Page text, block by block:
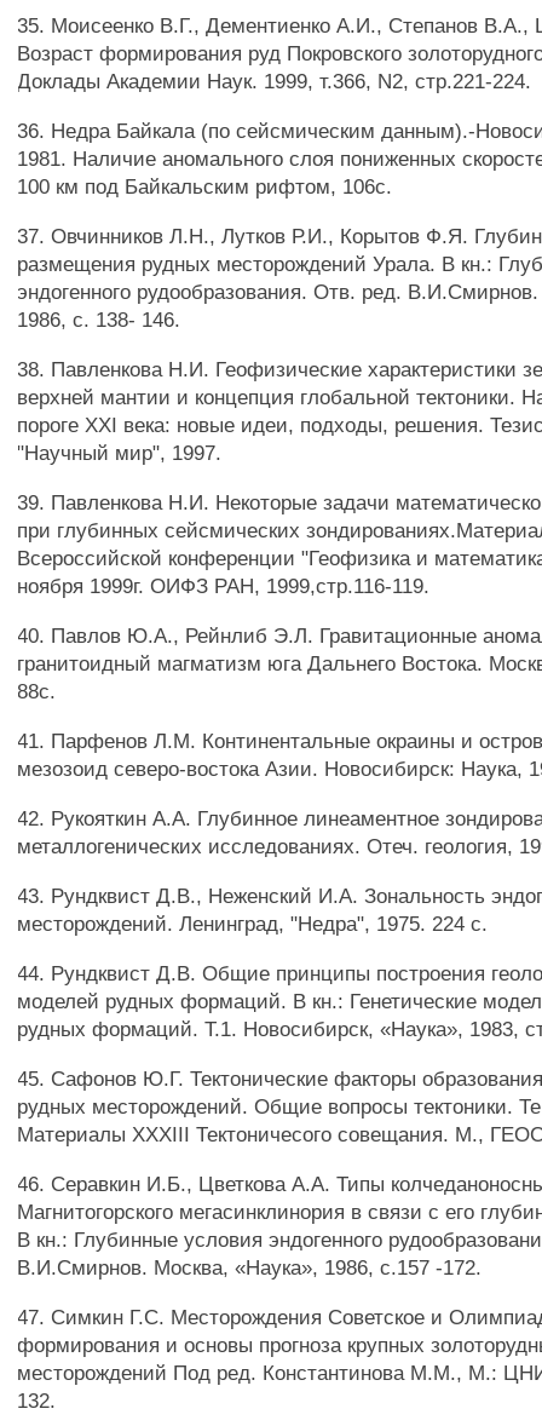
35. Моисеенко В.Г., Дементиенко А.И., Степанов
Возраст формирования руд Покровского
Доклады Академии Наук. 1999, т.366, N2, стр.221-224.
36. Недра Байкала (по сейсмическим данным).-
1981. Наличие аномального слоя пониженных
100 км под Байкальским рифтом, 106с.
37. Овчинников Л.Н., Лутков Р.И., Корытов Ф.Я.
размещения рудных месторождений Урала. В кн.:
эндогенного рудообразования. Отв. ред.
1986, с. 138- 146.
38. Павленкова Н.И. Геофизические характеристики
верхней мантии и концепция глобальной тектоники.
пороге XXI века: новые идеи, подходы, решения.
"Научный мир", 1997.
39. Павленкова Н.И. Некоторые задачи
при глубинных сейсмических
Всероссийской конференции "Геофизика и
ноября 1999г. ОИФЗ РАН, 1999,стр.116-119.
40. Павлов Ю.А., Рейнлиб Э.Л. Гравитационные
гранитоидный магматизм юга Дальнего Востока.
88с.
41. Парфенов Л.М. Континентальные окраины и
мезозоид северо-востока Азии. Новосибирск: Наука,
42. Рукояткин A.A. Глубинное линеаментное
металлогенических исследованиях. Отеч. геология,
43. Рундквист Д.В., Неженский И.А. Зональность
месторождений. Ленинград, "Недра", 1975. 224 с.
44. Рундквист Д.В. Общие принципы построения
моделей рудных формаций. В кн.: Генетические
рудных формаций. Т.1. Новосибирск, «Наука», 1983,
45. Сафонов Ю.Г. Тектонические факторы
рудных месторождений. Общие вопросы тектоники.
Материалы XXXIII Тектоничесого совещания. М.,
46. Серавкин И.Б., Цветкова A.A. Типы
Магнитогорского мегасинклинория в связи с его
В кн.: Глубинные условия эндогенного
В.И.Смирнов. Москва, «Наука», 1986, с.157 -172.
47. Симкин Г.С. Месторождения Советское и
формирования и основы прогноза крупных
месторождений Под ред. Константинова М.М., М.:
132.